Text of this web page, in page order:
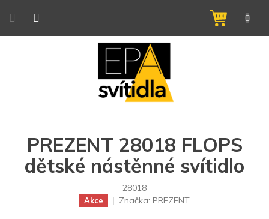
NÁKUPNÍ
KOŠÍK
PREZENT 28018 FLOPS
dětské nástěnné svítidlo
28018
Akce Značka: PREZENT